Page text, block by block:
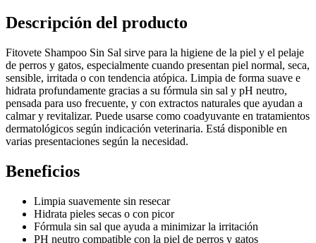
Descripción del producto
Fitovete Shampoo Sin Sal sirve para la higiene de la piel y el pelaje
de perros y gatos, especialmente cuando presentan piel normal, seca,
sensible, irritada o con tendencia atópica. Limpia de forma suave e
hidrata profundamente gracias a su fórmula sin sal y pH neutro,
pensada para uso frecuente, y con extractos naturales que ayudan a
calmar y revitalizar. Puede usarse como coadyuvante en tratamientos
dermatológicos según indicación veterinaria. Está disponible en
varias presentaciones según la necesidad.
Beneficios
Limpia suavemente sin resecar
Hidrata pieles secas o con picor
Fórmula sin sal que ayuda a minimizar la irritación
PH neutro compatible con la piel de perros y gatos